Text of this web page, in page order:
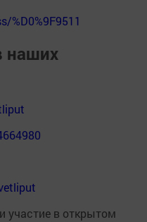
%D0%9F9511
наших